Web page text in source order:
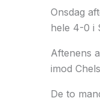
Onsdag
hele 4-0 i
Aftenens
imod
De to